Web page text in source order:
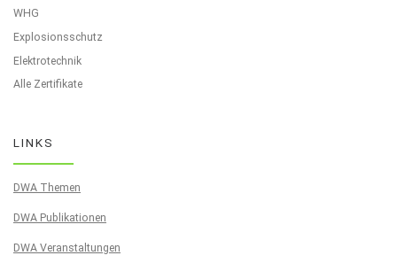
WHG
Explosionsschutz
Elektrotechnik
Alle Zertifikate
LINKS
DWA Themen
DWA Publikationen
DWA Veranstaltungen